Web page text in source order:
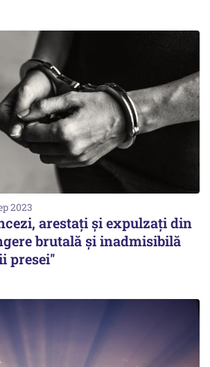
2023
arestați și expulzați din
brutală şi inadmisibilă
presei''